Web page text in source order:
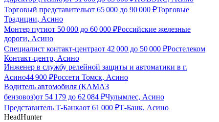
Торговый представительот 65 000 до 90 000 ₽Торговые
Традиции, Асино
Монтер путиот 50 000 до 60 000 ₽Российские железные
дороги, Асино
Специалист контакт-центраот 42 000 до 50 000 ₽Ростелеком
Контакт-центр, Асино
Инженер в службу релейной защиты и автоматики в г.
Асино44 900 ₽Россети Томск, Асино
Водитель автомобиля (КАМАЗ
бензовоз)от 54 179 до 62 084 ₽Чулымлес, Асино
Представитель Т-Банкаот 61 000 ₽Т-Банк, Асино
HeadHunter